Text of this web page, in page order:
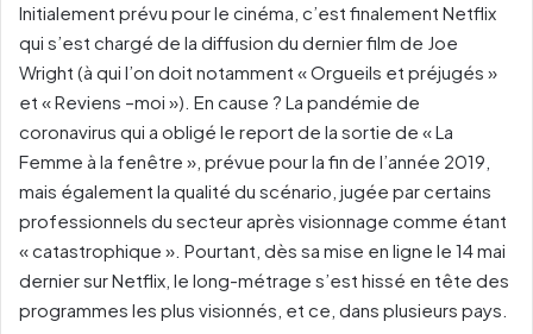
Initialement prévu pour le cinéma, c’est finalement Netflix
qui s’est chargé de la diffusion du dernier film de Joe
Wright (à qui l’on doit notamment « Orgueils et préjugés »
et « Reviens –moi »). En cause ? La pandémie de
coronavirus qui a obligé le report de la sortie de « La
Femme à la fenêtre », prévue pour la fin de l’année 2019,
mais également la qualité du scénario, jugée par certains
professionnels du secteur après visionnage comme étant
« catastrophique ». Pourtant, dès sa mise en ligne le 14 mai
dernier sur Netflix, le long-métrage s’est hissé en tête des
programmes les plus visionnés, et ce, dans plusieurs pays.